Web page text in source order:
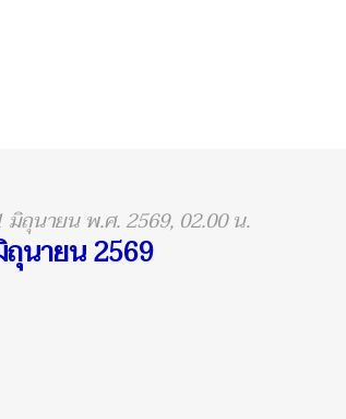
ถุนายน พ.ศ. 2569, 02.00 น.
นายน 2569